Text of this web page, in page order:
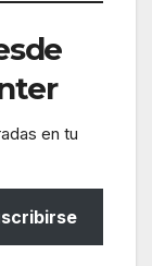
en tu